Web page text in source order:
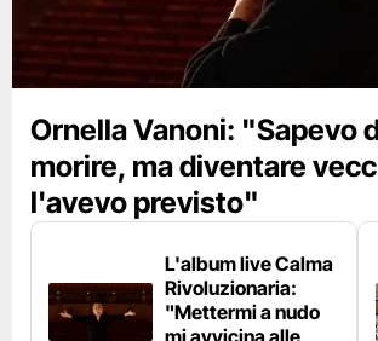
Ornella Vanoni: "Sapevo
morire, ma diventare
l'avevo previsto"
L'album live Calma
Rivoluzionaria:
"Mettermi a nudo